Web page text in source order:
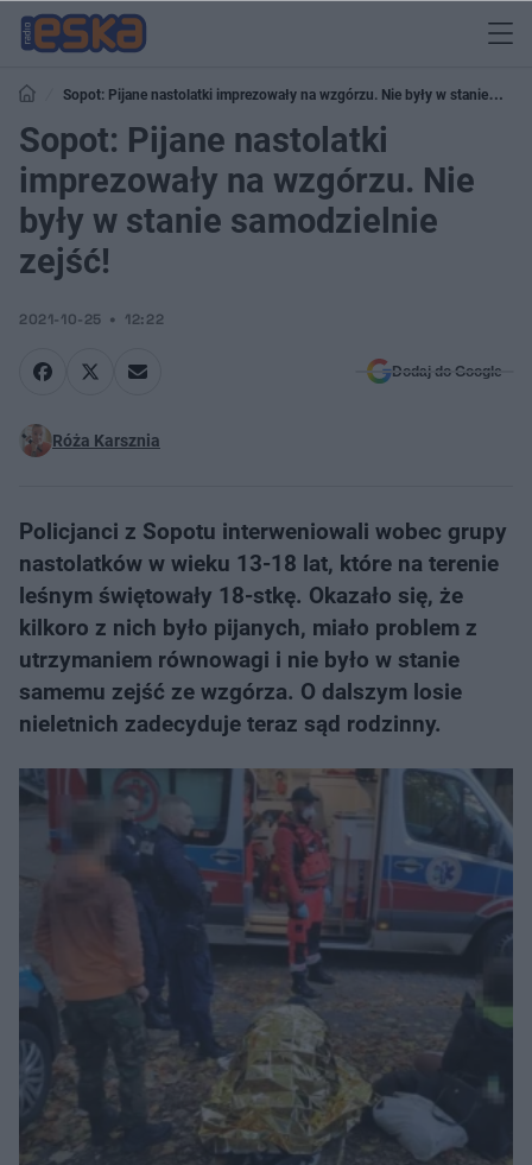
Sopot: Pijane nastolatki imprezowały na wzgórzu. Nie były w stanie
samodzielnie zejść!
Sopot: Pijane nastolatki
imprezowały na wzgórzu. Nie
były w stanie samodzielnie
zejść!
2021-10-25 12:22
Dodaj do Google
Róża Karsznia
Policjanci z Sopotu interweniowali wobec grupy
nastolatków w wieku 13-18 lat, które na terenie
leśnym świętowały 18-stkę. Okazało się, że
kilkoro z nich było pijanych, miało problem z
utrzymaniem równowagi i nie było w stanie
samemu zejść ze wzgórza. O dalszym losie
nieletnich zadecyduje teraz sąd rodzinny.